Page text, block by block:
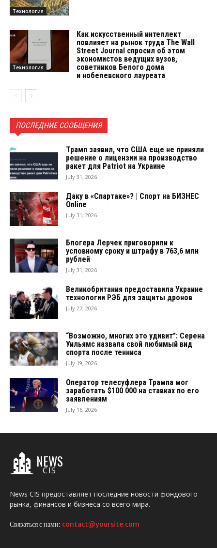
Технология
Технология
Как искусственный интеллект
повлияет на рынок труда The Wall
Street Journal спросил об этом
экономистов ведущих вузов,
советников Белого дома
и нобелевского лауреата
ПОСЛЕДНИЕ СООБЩЕНИЯ
Трамп заявил, что США еще не приняли
решение о лицензии на производство
ракет для Patriot на Украине
July 31, 2026
Даку в «Спартаке»? | Спорт на БИЗНЕС
Online
July 31, 2026
Блогера Лерчек приговорили к
условному сроку и штрафу в 763,6 млн
рублей
July 31, 2026
Великобритания предоставила Украине
технологии РЭБ для защиты дронов
July 27, 2026
“Возможно, многих это удивит”: Серена
Уильямс назвала свой любимый вид
спорта после тенниса
July 19, 2026
Оператор телесуфлера Трампа мог
заработать $100 000 на ставках по его
заявлениям
July 16, 2026
NEWS
CIS
News CIS предоставляет последние новости фондового
рынка, финансов и бизнеса со всего мира.
Связаться с нами: contact@yoursite.com